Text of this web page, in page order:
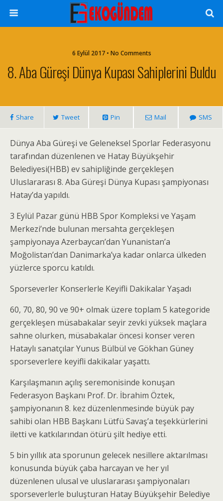
6 Eylül 2017 • No Comments
8. Aba Güreşi Dünya Kupası Sahiplerini Buldu
Share Tweet Pin Mail SMS
Dünya Aba Güreşi ve Geleneksel Sporlar Federasyonu
tarafından düzenlenen ve Hatay Büyükşehir
Belediyesi(HBB) ev sahipliğinde gerçekleşen
Uluslararası 8. Aba Güreşi Dünya Kupası şampiyonası
Hatay’da yapıldı.
3 Eylül Pazar günü HBB Spor Kompleksi ve Yaşam
Merkezi’nde bulunan mersahta gerçekleşen
şampiyonaya Azerbaycan’dan Yunanistan’a
Moğolistan’dan Danimarka’ya kadar onlarca ülkeden
yüzlerce sporcu katıldı.
Sporseverler Konserlerle Keyifli Dakikalar Yaşadı
60, 70, 80, 90 ve 90+ olmak üzere toplam 5 kategoride
gerçekleşen müsabakalar seyir zevki yüksek maçlara
sahne olurken, müsabakalar öncesi konser veren
Hataylı sanatçılar Yunus Bülbül ve Gökhan Güney
sporseverlere keyifli dakikalar yaşattı.
Karşılaşmanın açılış seremonisinde konuşan
Federasyon Başkanı Prof. Dr. İbrahim Öztek,
şampiyonanın 8. kez düzenlenmesinde büyük pay
sahibi olan HBB Başkanı Lütfü Savaş’a teşekkürlerini
iletti ve katkılarından ötürü şilt hediye etti.
5 bin yıllık ata sporunun gelecek nesillere aktarılması
konusunda büyük çaba harcayan ve her yıl
düzenlenen ulusal ve uluslararası şampiyonaları
sporseverlerle buluşturan Hatay Büyükşehir Belediye